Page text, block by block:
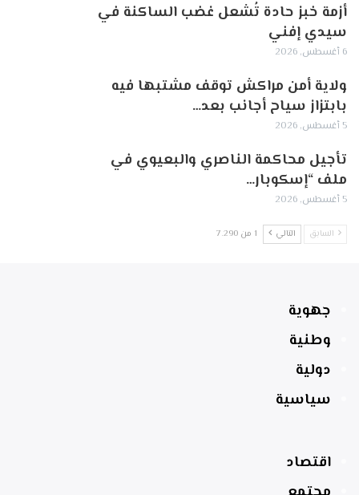
أزمة خبز حادة تُشعل غضب الساكنة في
سيدي إفني
6 أغسطس, 2026
ولاية أمن مراكش توقف مشتبها فيه
بابتزاز سياح أجانب بعد…
5 أغسطس, 2026
تأجيل محاكمة الناصري والبعيوي في
ملف “إسكوبار…
5 أغسطس, 2026
السابق التالي 1 من 7٬290
جهوية
وطنية
دولية
سياسية
اقتصاد